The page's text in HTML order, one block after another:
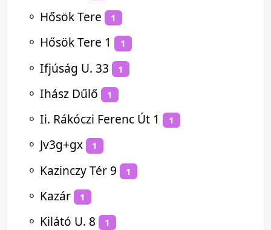
⚬ Hősök Tere 1
⚬ Hősök Tere 1 1
⚬ Ifjúság U. 33 1
⚬ Ihász Dűlő 1
⚬ Ii. Rákóczi Ferenc Út 1 1
⚬ Jv3g+gx 1
⚬ Kazinczy Tér 9 1
⚬ Kazár 1
⚬ Kilátó U. 8 1